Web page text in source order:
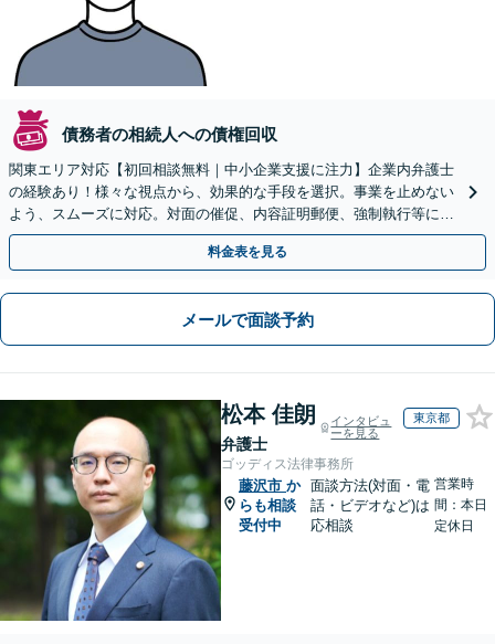
債務者の相続人への債権回収
関東エリア対応【初回相談無料｜中小企業支援に注力】企業内弁護士
の経験あり！様々な視点から、効果的な手段を選択。事業を止めない
よう、スムーズに対応。対面の催促、内容証明郵便、強制執行等に精
通。お困りの方はすぐにご相談を【オンライン面談◎】
料金表を見る
メールで面談予約
松本 佳朗
弁護士
インタビュ
ーを見る
東京都
ゴッディス法律事務所
藤沢市 か
らも相談
受付中
面談方法(対面・電
話・ビデオなど)は
応相談
営業時
間：本日
定休日